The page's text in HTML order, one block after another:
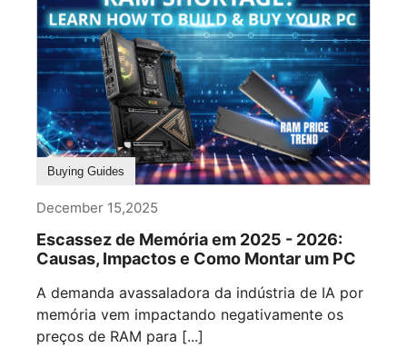
Buying Guides
December 15,2025
Escassez de Memória em 2025 - 2026:
Causas, Impactos e Como Montar um PC
A demanda avassaladora da indústria de IA por
memória vem impactando negativamente os
preços de RAM para [...]